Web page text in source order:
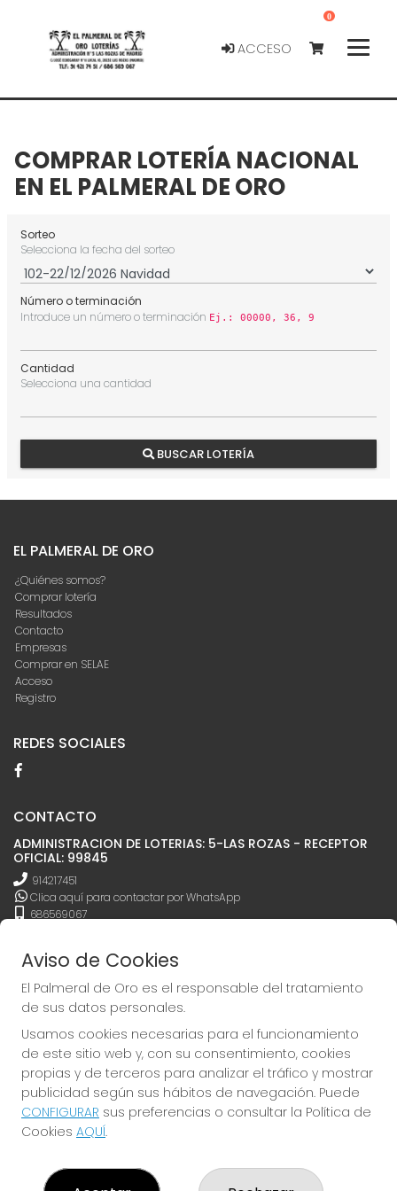
ACCESO
0
COMPRAR LOTERÍA NACIONAL
EN EL PALMERAL DE ORO
Sorteo
Selecciona la fecha del sorteo
Número o terminación
Introduce un número o terminación Ej.: 00000, 36, 9
Cantidad
Selecciona una cantidad
BUSCAR LOTERÍA
EL PALMERAL DE ORO
¿Quiénes somos?
Comprar lotería
Resultados
Contacto
Empresas
Comprar en SELAE
Acceso
Registro
REDES SOCIALES
CONTACTO
ADMINISTRACION DE LOTERIAS: 5-LAS ROZAS - RECEPTOR
OFICIAL: 99845
914217451
Clica aquí para contactar por WhatsApp
686569067
C.C. EL PALMERAL JOSÉ ECHEGARAY, 11 L-16 PLTA. 1ª
Las Rozas De Madrid, 28232
(Madrid) España
LEGAL
Aviso Legal
Política de Privacidad
Política de Cookies
Condiciones de Compra
Tienda de Lotería Nacional
Juego responsable. Solo mayores de edad.
Aviso de Cookies
El Palmeral de Oro es el responsable del tratamiento
de sus datos personales.
Usamos cookies necesarias para el funcionamiento
de este sitio web y, con su consentimiento, cookies
propias y de terceros para analizar el tráfico y mostrar
publicidad según sus hábitos de navegación. Puede
CONFIGURAR sus preferencias o consultar la Política de
Cookies AQUÍ.